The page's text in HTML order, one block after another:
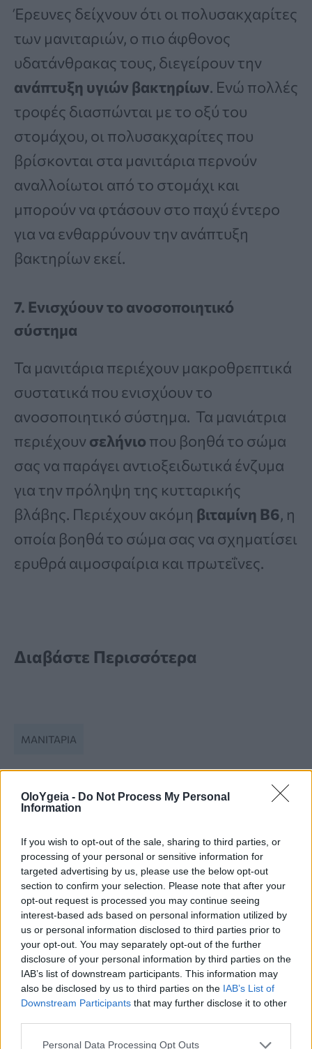
OloYgeia - Do Not Process My Personal
Information
If you wish to opt-out of the sale, sharing to third parties, or
processing of your personal or sensitive information for
targeted advertising by us, please use the below opt-out
section to confirm your selection. Please note that after your
opt-out request is processed you may continue seeing
interest-based ads based on personal information utilized by
us or personal information disclosed to third parties prior to
your opt-out. You may separately opt-out of the further
disclosure of your personal information by third parties on the
IAB’s list of downstream participants. This information may
also be disclosed by us to third parties on the IAB’s List of
Downstream Participants that may further disclose it to other
Personal Data Processing Opt Outs
Έρευνες δείχνουν ότι οι πολυσακχαρίτες
των μανιταριών, ο πιο άφθονος
υδατάνθρακας τους, διεγείρουν την
ανάπτυξη υγιών βακτηρίων. Ενώ πολλές
τροφές διασπώνται με το οξύ του
στομάχου, οι πολυσακχαρίτες που
βρίσκονται στα μανιτάρια περνούν
αναλλοίωτοι από το στομάχι και
μπορούν να φτάσουν στο παχύ έντερο
για να ενθαρρύνουν την ανάπτυξη
βακτηρίων εκεί.
7. Ενισχύουν το ανοσοποιητικό
σύστημα
Τα μανιτάρια περιέχουν μακροθρεπτικά
συστατικά που ενισχύουν το
ανοσοποιητικό σύστημα. Τα μανιάτρια
περιέχουν σελήνιο που βοηθά το σώμα
σας να παράγει αντιοξειδωτικά ένζυμα
για την πρόληψη της κυτταρικής
βλάβης. Περιέχουν ακόμη βιταμίνη Β6, η
οποία βοηθά το σώμα σας να σχηματίσει
ερυθρά αιμοσφαίρια και πρωτεΐνες.
Διαβάστε Περισσότερα
ΜΑΝΙΤΆΡΙΑ
Just in